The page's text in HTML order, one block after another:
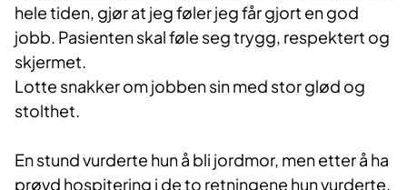
hele tiden, gjør at jeg føler jeg får gjort en god
jobb. Pasienten skal føle seg trygg, respektert og
skjermet.
Lotte snakker om jobben sin med stor glød og
stolthet.
En stund vurderte hun å bli jordmor, men etter å ha
prøvd hospitering i de to retningene hun vurderte,